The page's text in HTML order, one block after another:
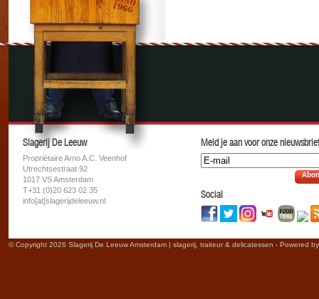
Slagerij De Leeuw
Propriétaire Arno A.C. Veenhof
Utrechtsestraat 92
1017 VS Amsterdam
T+31 (0)20 623 02 35
info[at]slagerijdeleeuw.nl
Meld je aan voor onze
Social
© Copyright 2026 Slagerij De Leeuw Amsterdam | slagerij, traiteur & delicatessen - Powered